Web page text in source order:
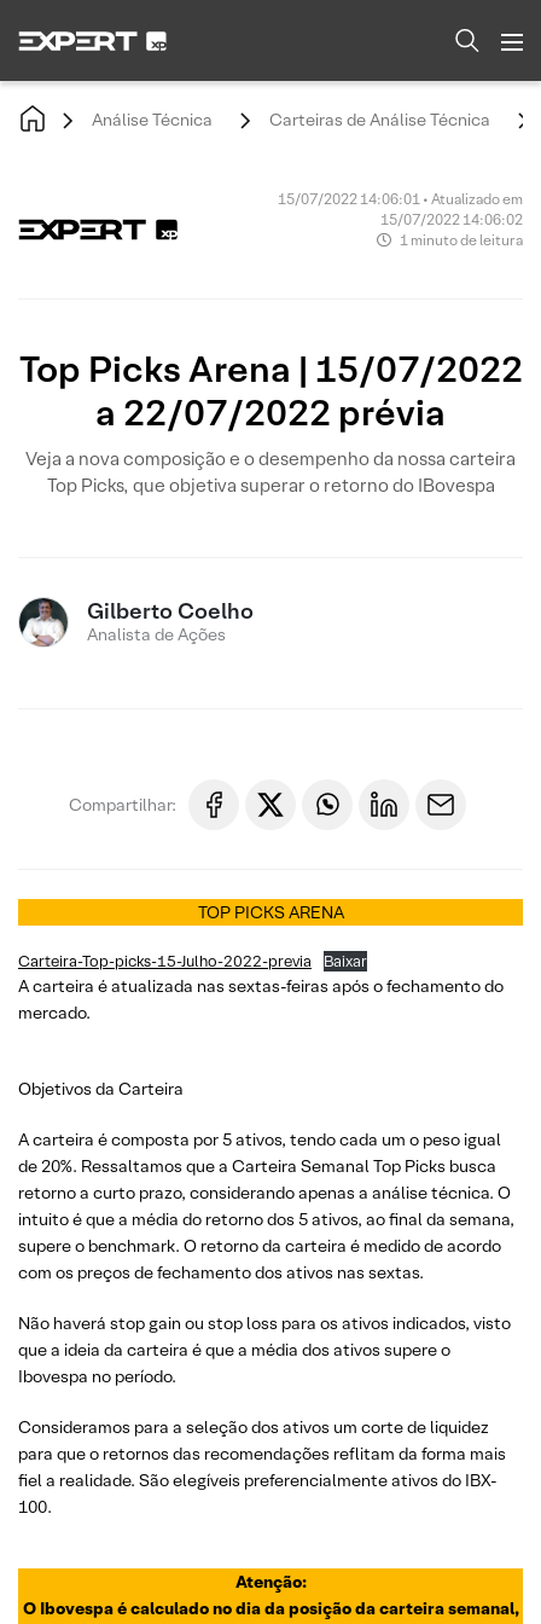
Análise Técnica Carteiras de Análise Técnica
15/07/2022 14:06:01 • Atualizado em
15/07/2022 14:06:02
1 minuto de leitura
Top Picks Arena | 15/07/2022
a 22/07/2022 prévia
Veja a nova composição e o desempenho da nossa carteira
Top Picks, que objetiva superar o retorno do IBovespa
Gilberto Coelho
Analista de Ações
Compartilhar:
TOP PICKS ARENA
Carteira-Top-picks-15-Julho-2022-previa Baixar
A carteira é atualizada nas sextas-feiras após o fechamento do
mercado.
Objetivos da Carteira
A carteira é composta por 5 ativos, tendo cada um o peso igual
de 20%. Ressaltamos que a Carteira Semanal Top Picks busca
retorno a curto prazo, considerando apenas a análise técnica. O
intuito é que a média do retorno dos 5 ativos, ao final da semana,
supere o benchmark. O retorno da carteira é medido de acordo
com os preços de fechamento dos ativos nas sextas.
Não haverá stop gain ou stop loss para os ativos indicados, visto
que a ideia da carteira é que a média dos ativos supere o
Ibovespa no período.
Consideramos para a seleção dos ativos um corte de liquidez
para que o retornos das recomendações reflitam da forma mais
fiel a realidade. São elegíveis preferencialmente ativos do IBX-
100.
Atenção:
O Ibovespa é calculado no dia da posição da carteira semanal,